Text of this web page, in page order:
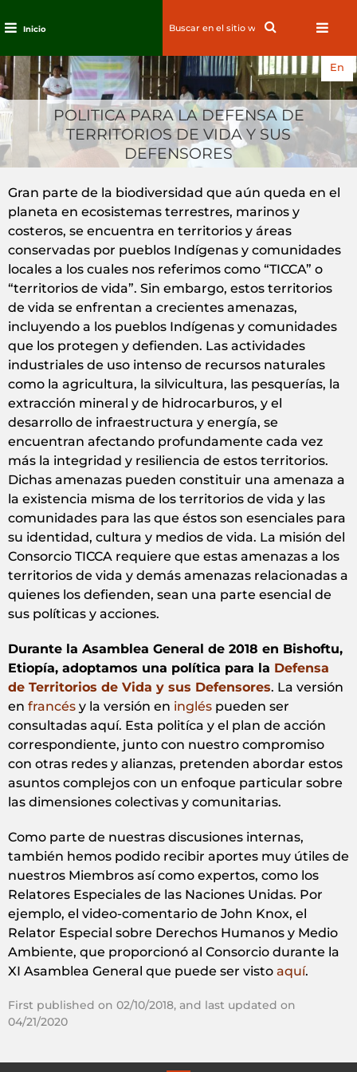
Ir
al
contenido
Inicio
Search
En
POLITICA PARA LA DEFENSA DE
TERRITORIOS DE VIDA Y SUS
DEFENSORES
Gran parte de la biodiversidad que aún queda en el
planeta en ecosistemas terrestres, marinos y
costeros, se encuentra en territorios y áreas
conservadas por pueblos Indígenas y comunidades
locales a los cuales nos referimos como “TICCA” o
“territorios de vida”. Sin embargo, estos territorios
de vida se enfrentan a crecientes amenazas,
incluyendo a los pueblos Indígenas y comunidades
que los protegen y defienden. Las actividades
industriales de uso intenso de recursos naturales
como la agricultura, la silvicultura, las pesquerías, la
extracción mineral y de hidrocarburos, y el
desarrollo de infraestructura y energía, se
encuentran afectando profundamente cada vez
más la integridad y resiliencia de estos territorios.
Dichas amenazas pueden constituir una amenaza a
la existencia misma de los territorios de vida y las
comunidades para las que éstos son esenciales para
su identidad, cultura y medios de vida. La misión del
Consorcio TICCA requiere que estas amenazas a los
territorios de vida y demás amenazas relacionadas a
quienes los defienden, sean una parte esencial de
sus políticas y acciones.
Durante la Asamblea General de 2018 en Bishoftu,
Etiopía, adoptamos una política para la Defensa
de Territorios de Vida y sus Defensores. La versión
en francés y la versión en inglés pueden ser
consultadas aquí. Esta politíca y el plan de acción
correspondiente, junto con nuestro compromiso
con otras redes y alianzas, pretenden abordar estos
asuntos complejos con un enfoque particular sobre
las dimensiones colectivas y comunitarias.
Como parte de nuestras discusiones internas,
también hemos podido recibir aportes muy útiles de
nuestros Miembros así como expertos, como los
Relatores Especiales de las Naciones Unidas. Por
ejemplo, el video-comentario de John Knox, el
Relator Especial sobre Derechos Humanos y Medio
Ambiente, que proporcionó al Consorcio durante la
XI Asamblea General que puede ser visto aquí.
First published on 02/10/2018, and last updated on
04/21/2020